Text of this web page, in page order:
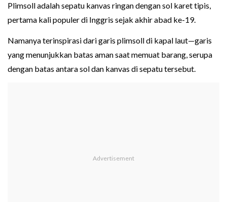
Plimsoll adalah sepatu kanvas ringan dengan sol karet tipis,
pertama kali populer di Inggris sejak akhir abad ke-19.
Namanya terinspirasi dari garis plimsoll di kapal laut—garis
yang menunjukkan batas aman saat memuat barang, serupa
dengan batas antara sol dan kanvas di sepatu tersebut.